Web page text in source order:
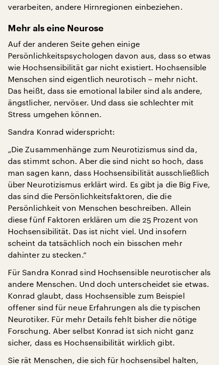
verarbeiten, andere Hirnregionen einbeziehen.
Mehr als eine Neurose
Auf der anderen Seite gehen einige
Persönlichkeitspsychologen davon aus, dass so etwas
wie Hochsensibilität gar nicht existiert. Hochsensible
Menschen sind eigentlich neurotisch – mehr nicht.
Das heißt, dass sie emotional labiler sind als andere,
ängstlicher, nervöser. Und dass sie schlechter mit
Stress umgehen können.
Sandra Konrad widerspricht:
„Die Zusammenhänge zum Neurotizismus sind da,
das stimmt schon. Aber die sind nicht so hoch, dass
man sagen kann, dass Hochsensibilität ausschließlich
über Neurotizismus erklärt wird. Es gibt ja die Big Five,
das sind die Persönlichkeitsfaktoren, die die
Persönlichkeit von Menschen beschreiben. Allein
diese fünf Faktoren erklären um die 25 Prozent von
Hochsensibilität. Das ist nicht viel. Und insofern
scheint da tatsächlich noch ein bisschen mehr
dahinter zu stecken.“
Für Sandra Konrad sind Hochsensible neurotischer als
andere Menschen. Und doch unterscheidet sie etwas.
Konrad glaubt, dass Hochsensible zum Beispiel
offener sind für neue Erfahrungen als die typischen
Neurotiker. Für mehr Details fehlt bisher die nötige
Forschung. Aber selbst Konrad ist sich nicht ganz
sicher, dass es Hochsensibilität wirklich gibt.
Sie rät Menschen, die sich für hochsensibel halten,